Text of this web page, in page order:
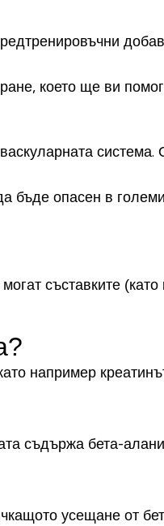
което ще ви
система.
бъде опасен в
съставките
например
съдържа бета-
усещане от